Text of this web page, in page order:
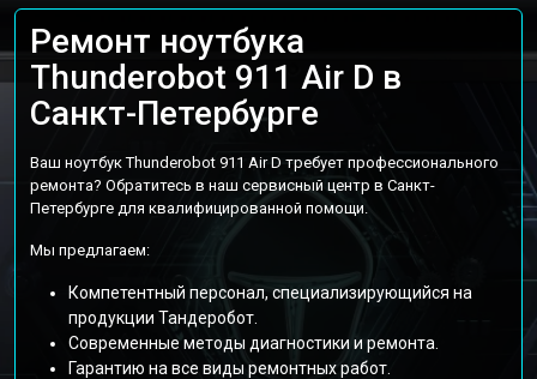
Ремонт ноутбука
Thunderobot 911 Air D в
Санкт-Петербурге
Ваш ноутбук Thunderobot 911 Air D требует профессионального
ремонта? Обратитесь в наш сервисный центр в Санкт-
Петербурге для квалифицированной помощи.
Мы предлагаем:
Компетентный персонал, специализирующийся на
продукции Тандеробот.
Современные методы диагностики и ремонта.
Гарантию на все виды ремонтных работ.